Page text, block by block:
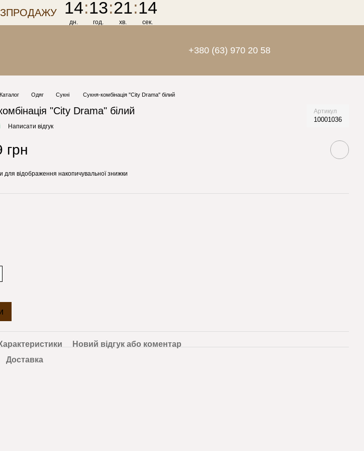
14:13:21:13
дн. год. хв. сек.
+380 (63) 970 20 58
Каталог Одяг Сукні Сукня-комбінація "City Drama" білий
"City Drama" білий Артикул
10001036
Написати відгук
грн
для відображення накопичувальної знижки
Новий відгук або коментар
Доставка